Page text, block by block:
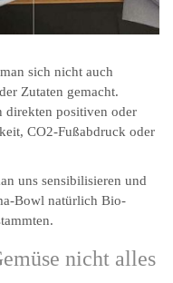
sich nicht auch
Zutaten gemacht.
direkten positiven oder
CO2-Fußabdruck oder
uns sensibilisieren und
Bowl natürlich Bio-
nicht alles